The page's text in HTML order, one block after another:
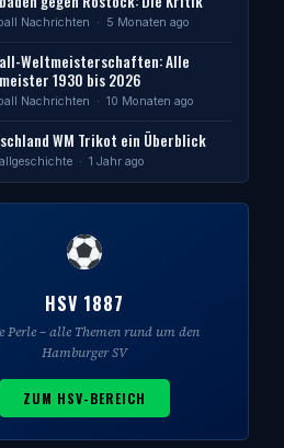
Nachrichten · 5 Monaten ago
Weltmeisterschaften: Alle
1930 bis 2026
Nachrichten · 10 Monaten ago
WM Trikot ein Überblick
· 1 Jahr ago
HSV 1887
Perle – alle Themen rund um den
Hamburger SV
ZUM HSV-BEREICH